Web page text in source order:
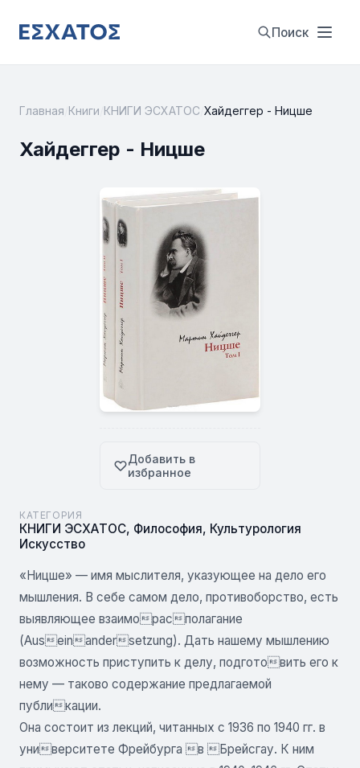
Поиск
Главная Книги КНИГИ ЭСХАТОС Хайдеггер - Ницше
Хайдеггер - Ницше
Добавить в
избранное
КАТЕГОРИЯ
КНИГИ ЭСХАТОС, Философия, Культурология
Искусство
«Ницше» — имя мыслителя, указующее на дело его
мышления. В себе самом дело, противоборство, есть
выявляющее взаиморасполагание
(Auseinandersetzung). Дать нашему мышлению
возможность приступить к делу, подготовить его к
нему — таково содержание предлагаемой
публикации.
Она состоит из лекций, читанных с 1936 по 1940 гг. в
университете Фрейбурга в Брейсгау. К ним